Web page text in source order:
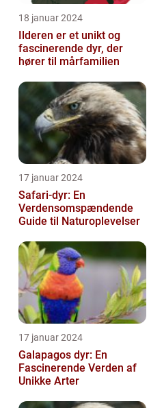
18 januar 2024
Ilderen er et unikt og
fascinerende dyr, der
hører til mårfamilien
17 januar 2024
Safari-dyr: En
Verdensomspændende
Guide til Naturoplevelser
17 januar 2024
Galapagos dyr: En
Fascinerende Verden af
Unikke Arter